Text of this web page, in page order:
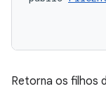
Retorna os filhos